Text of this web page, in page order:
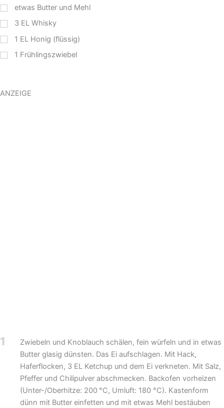
etwas Butter und Mehl
3 EL Whisky
1 EL Honig (flüssig)
1 Frühlingszwiebel
ANZEIGE
1
Zwiebeln und Knoblauch schälen, fein würfeln und in etwas
Butter glasig dünsten. Das Ei aufschlagen. Mit Hack,
Haferflocken, 3 EL Ketchup und dem Ei verkneten. Mit Salz,
Pfeffer und Chilipulver abschmecken. Backofen vorheizen
(Unter-/Oberhitze: 200 °C, Umluft: 180 °C). Kastenform
dünn mit Butter einfetten und mit etwas Mehl bestäuben